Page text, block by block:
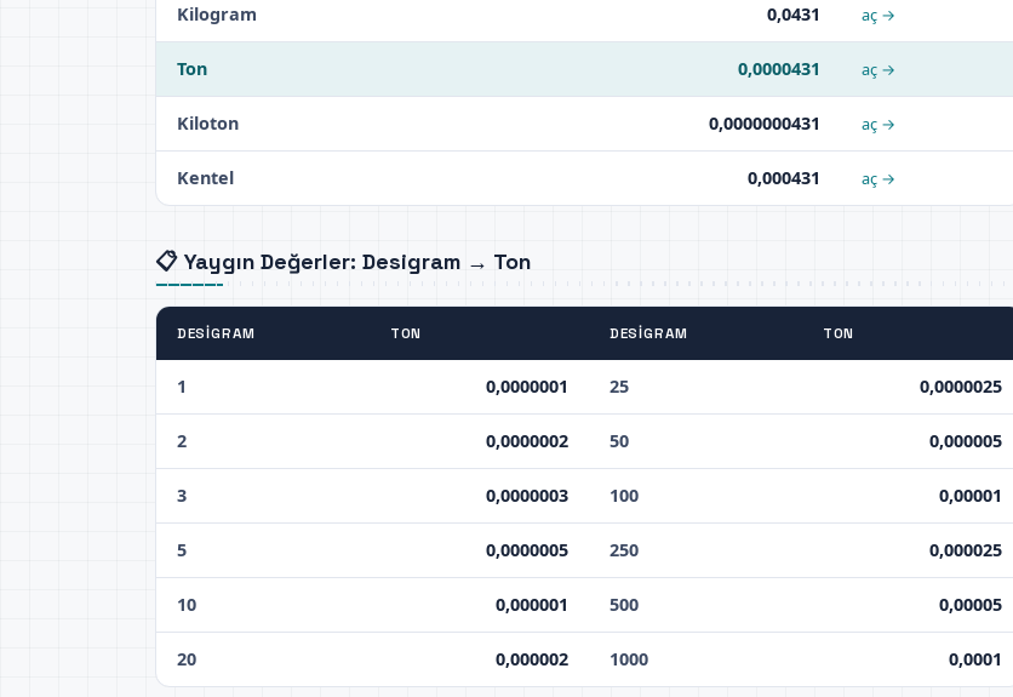
Kilogram 0,0431 aç →
Ton 0,0000431 aç →
Kiloton 0,0000000431 aç →
Kentel 0,000431 aç →
📋 Yaygın Değerler: Desigram → Ton
DESIGRAM TON DESIGRAM TON
1 0,0000001 25 0,0000025
2 0,0000002 50 0,000005
3 0,0000003 100 0,00001
5 0,0000005 250 0,000025
10 0,000001 500 0,00005
20 0,000002 1000 0,0001